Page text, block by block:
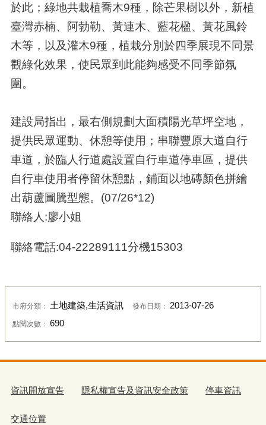
於此；綠地共栽植喬木9種，除芒果樹以外，新植
臺灣赤楠、阿勃勒、黃連木、藍花楹、黃花風鈴
木等，以及灌木9種，植栽分別於四季展現不同景
觀綠化效果，使民眾到此能夠感受不同季節氛
圍。
建設局指出，最右側規劃大面積陽光草坪空地，
提供民眾運動、休憩等使用；串聯豐原大道自行
車道，於臨人行道處設置自行車道停車區，提供
自行車使用者停留休憩點，鋪面以地磚顏色拼繪
出葫蘆圖騰型態。(07/26*12)
聯絡人:廖小姐
聯絡電話:04-22289111分機15303
市府分類： 土地建築,生活資訊 發布日期： 2013-07-26
點閱次數： 690
資訊開放宣告 隱私權宣告及資訊安全政策 停車資訊
交通位置